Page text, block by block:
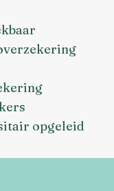
opgeleid